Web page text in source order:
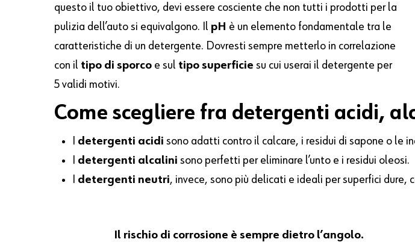
questo il tuo obiettivo, devi essere cosciente che non tutti i prodotti per la
pulizia dell’auto si equivalgono. Il pH è un elemento fondamentale tra le
caratteristiche di un detergente. Dovresti sempre metterlo in correlazione
con il tipo di sporco e sul tipo superficie su cui userai il detergente per
5 validi motivi.
Come scegliere fra detergenti acidi,
detergenti acidi sono adatti contro il calcare, i residui di sapone o le
detergenti alcalini sono perfetti per eliminare l’unto e i residui oleosi.
detergenti neutri, invece, sono più delicati e ideali per superfici dure,
Il rischio di corrosione è sempre dietro l’angolo.